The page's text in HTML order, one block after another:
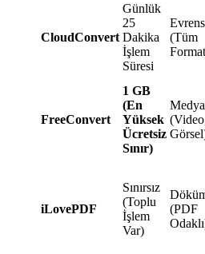
CloudConvert
Günlük
25
Dakika
İşlem
Süresi
(Tüm
FreeConvert
1 GB
(En
Yüksek
Ücretsiz
Sınır)
Medya
iLovePDF
Sınırsız
(Toplu
İşlem
Var)
(PDF